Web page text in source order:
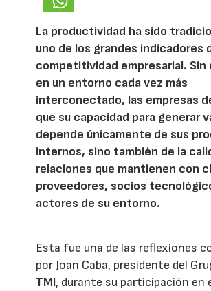
La productividad ha sido
uno de los grandes indicadores
competitividad empresarial. Sin
en un entorno cada vez más
interconectado, las empresas
que su capacidad para generar
depende únicamente de sus
internos, sino también de la
relaciones que mantienen con
proveedores, socios
actores de su entorno.
Esta fue una de las reflexiones
por Joan Caba, presidente del
TMI, durante su participación en